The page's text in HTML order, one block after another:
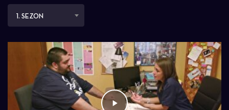
1. SEZON